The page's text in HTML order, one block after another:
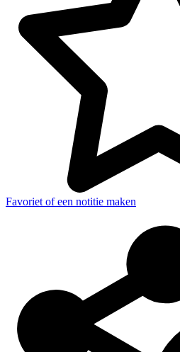
Favoriet of een notitie maken